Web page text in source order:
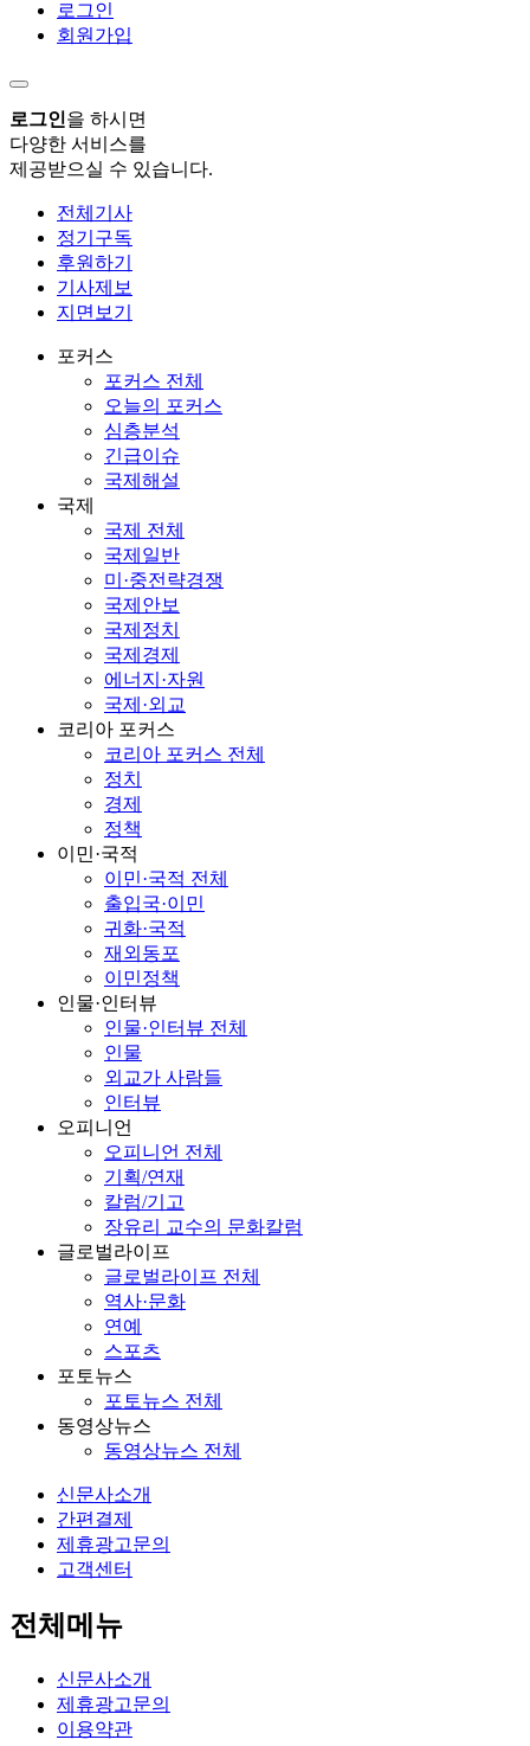
로그인
회원가입
로그인을 하시면
다양한 서비스를
제공받으실 수 있습니다.
전체기사
정기구독
후원하기
기사제보
지면보기
포커스
포커스 전체
오늘의 포커스
심층분석
긴급이슈
국제해설
국제
국제 전체
국제일반
미·중전략경쟁
국제안보
국제정치
국제경제
에너지·자원
국제·외교
코리아 포커스
코리아 포커스 전체
정치
경제
정책
이민·국적
이민·국적 전체
출입국·이민
귀화·국적
재외동포
이민정책
인물·인터뷰
인물·인터뷰 전체
인물
외교가 사람들
인터뷰
오피니언
오피니언 전체
기획/연재
칼럼/기고
장유리 교수의 문화칼럼
글로벌라이프
글로벌라이프 전체
역사·문화
연예
스포츠
포토뉴스
포토뉴스 전체
동영상뉴스
동영상뉴스 전체
신문사소개
간편결제
제휴광고문의
고객센터
전체메뉴
신문사소개
제휴광고문의
이용약관